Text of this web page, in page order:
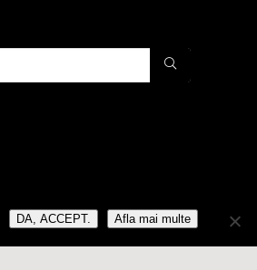
DA, ACCEPT. Afla mai multe